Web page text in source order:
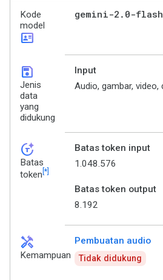
Kode
model
id_card
gemini-2 . 0-flash
save
Jenis
data
yang
didukung
Input
Audio, gambar, video,
token_auto
Batas
token [*]
Batas token input
1.048.576
Batas token output
8.192
handyman
Kemampuan
Pembuatan audio
Tidak didukung